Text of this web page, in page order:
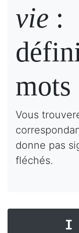
vie :
mots
Vous
donne pas
fléchés.